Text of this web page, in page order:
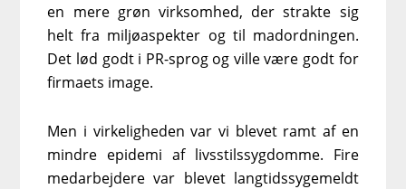
en mere grøn virksomhed, der strakte sig
helt fra miljøaspekter og til madordningen.
Det lød godt i PR-sprog og ville være godt for
firmaets image.
Men i virkeligheden var vi blevet ramt af en
mindre epidemi af livsstilssygdomme. Fire
medarbejdere var blevet langtidssygemeldt